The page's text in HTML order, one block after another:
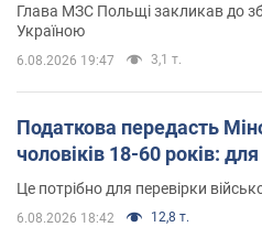
Глава МЗС Польщі закликав до
Україною
6.08.2026 19:47 3,1 т.
Податкова передасть
чоловіків 18-60 років:
Це потрібно для перевірки
6.08.2026 18:42 12,8 т.